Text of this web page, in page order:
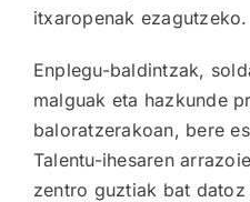
itxaropenak ezagutzeko.
Enplegu-baldintzak,
malguak eta hazkunde
baloratzerakoan, bere
Talentu-ihesaren
zentro guztiak bat